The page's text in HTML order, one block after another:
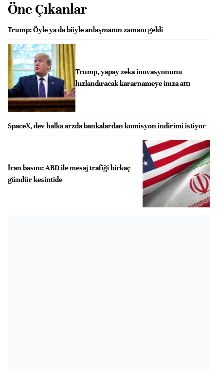
Öne Çıkanlar
Trump: Öyle ya da böyle anlaşmanın zamanı geldi
Trump, yapay zeka inovasyonunu
hızlandıracak kararnameye imza attı
SpaceX, dev halka arzda bankalardan komisyon indirimi istiyor
İran basını: ABD ile mesaj trafiği birkaç
gündür kesintide